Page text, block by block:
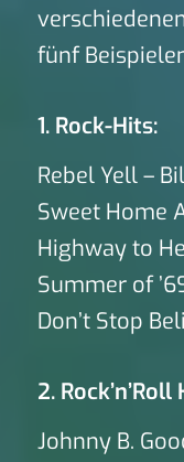
fünf
1. Rock-Hits:
Rebel Yell –
Sweet Home
Highway to
Summer of
Don’t Stop
2.
Johnny B.